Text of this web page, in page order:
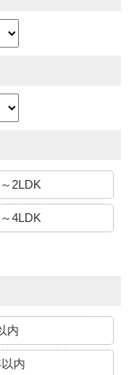
2LDK
4LDK
内
内